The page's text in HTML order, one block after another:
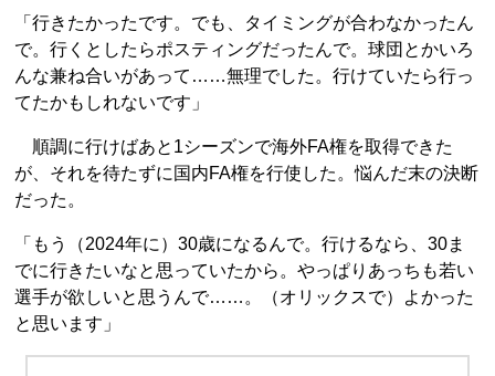
「行きたかったです。でも、タイミングが合わなかったん
で。行くとしたらポスティングだったんで。球団とかいろ
んな兼ね合いがあって……無理でした。行けていたら行っ
てたかもしれないです」
順調に行けばあと1シーズンで海外FA権を取得できた
が、それを待たずに国内FA権を行使した。悩んだ末の決断
だった。
「もう（2024年に）30歳になるんで。行けるなら、30ま
でに行きたいなと思っていたから。やっぱりあっちも若い
選手が欲しいと思うんで……。（オリックスで）よかった
と思います」